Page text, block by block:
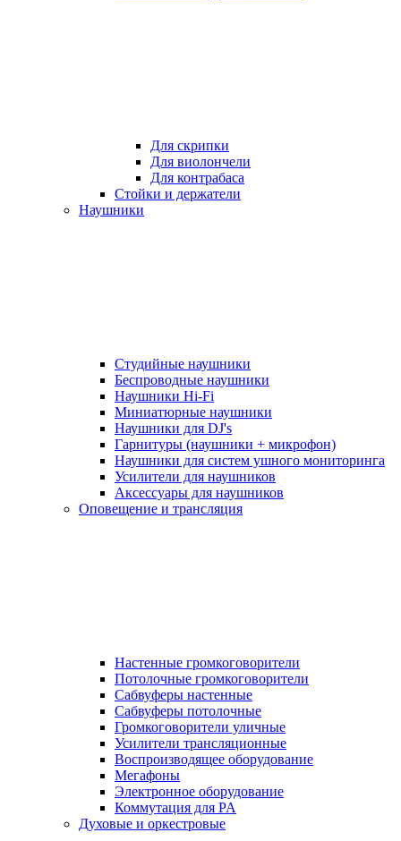
Для скрипки
Для виолончели
Для контрабаса
Стойки и держатели
Наушники
Студийные наушники
Беспроводные наушники
Наушники Hi-Fi
Миниатюрные наушники
Наушники для DJ's
Гарнитуры (наушники + микрофон)
Наушники для систем ушного мониторинга
Усилители для наушников
Аксессуары для наушников
Оповещение и трансляция
Настенные громкоговорители
Потолочные громкоговорители
Сабвуферы настенные
Сабвуферы потолочные
Громкоговорители уличные
Усилители трансляционные
Воспроизводящее оборудование
Мегафоны
Электронное оборудование
Коммутация для PA
Духовые и оркестровые